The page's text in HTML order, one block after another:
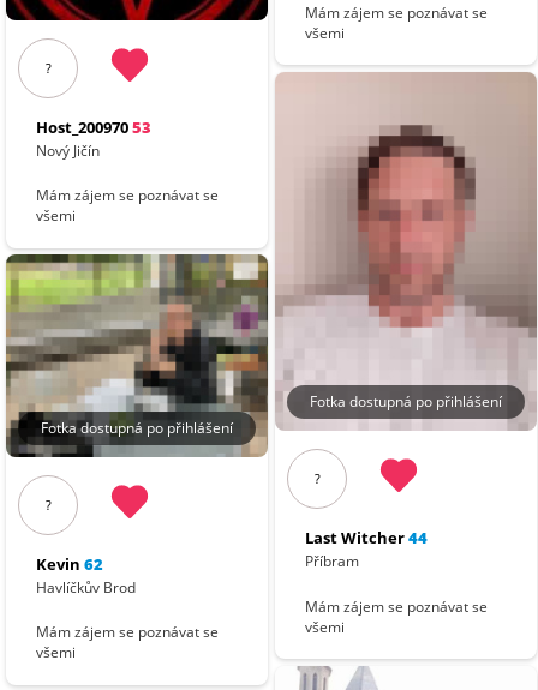
?
Host_20097053
Nový Jičín
Mám zájem se poznávat se
všemi
Fotka dostupná po přihlášení
?
Kevin 62
Havlíčkův Brod
Mám zájem se poznávat se
všemi
Mám zájem se poznávat se
všemi
Fotka dostupná po přihlášení
?
Last Witcher44
Příbram
Mám zájem se poznávat se
všemi